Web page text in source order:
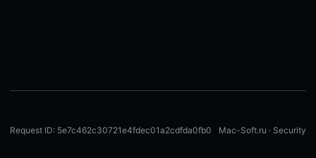
Request ID: 5e7c462c30721e4fdec01a2cdfda0fb0 Mac-Soft.ru · Security